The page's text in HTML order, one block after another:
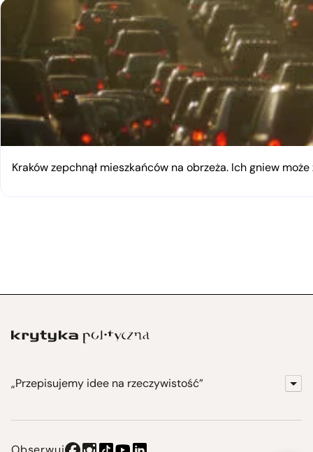
Kraków zepchnął mieszkańców na obrzeża. Ich gniew
„Przepisujemy idee na rzeczywistość”